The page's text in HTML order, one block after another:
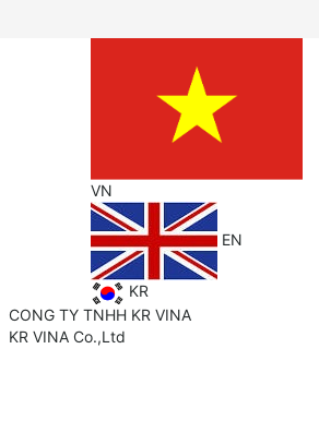
VN
EN
KR
CONG TY TNHH KR VINA
KR VINA Co.,Ltd